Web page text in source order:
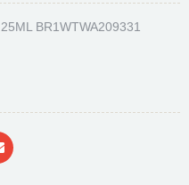
BR1WTWA209331